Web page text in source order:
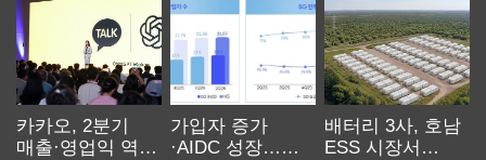
카카오, 2분기
매출·영업익 역대
가입자 증가
·AIDC 성장…
배터리 3사, 호남
ESS 시장서